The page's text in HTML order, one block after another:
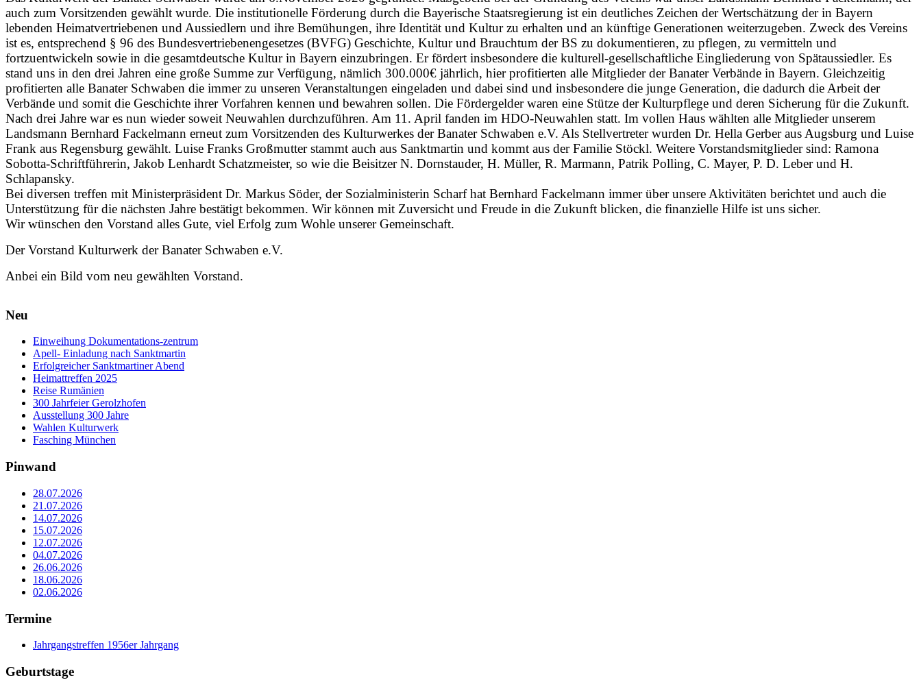
auch zum Vorsitzenden gewählt wurde. Die institutionelle Förderung durch die Bayerische Staatsregierung ist ein deutliches Zeichen der Wertschätzung der in Bayern
lebenden Heimatvertriebenen und Aussiedlern und ihre Bemühungen, ihre Identität und Kultur zu erhalten und an künftige Generationen weiterzugeben. Zweck des Vereins
ist es, entsprechend § 96 des Bundesvertriebenengesetzes (BVFG) Geschichte, Kultur und Brauchtum der BS zu dokumentieren, zu pflegen, zu vermitteln und
fortzuentwickeln sowie in die gesamtdeutsche Kultur in Bayern einzubringen. Er fördert insbesondere die kulturell-gesellschaftliche Eingliederung von Spätaussiedler. Es
stand uns in den drei Jahren eine große Summe zur Verfügung, nämlich 300.000€ jährlich, hier profitierten alle Mitglieder der Banater Verbände in Bayern. Gleichzeitig
profitierten alle Banater Schwaben die immer zu unseren Veranstaltungen eingeladen und dabei sind und insbesondere die junge Generation, die dadurch die Arbeit der
Verbände und somit die Geschichte ihrer Vorfahren kennen und bewahren sollen. Die Fördergelder waren eine Stütze der Kulturpflege und deren Sicherung für die Zukunft.
Nach drei Jahre war es nun wieder soweit Neuwahlen durchzuführen. Am 11. April fanden im HDO-Neuwahlen statt. Im vollen Haus wählten alle Mitglieder unserem
Landsmann Bernhard Fackelmann erneut zum Vorsitzenden des Kulturwerkes der Banater Schwaben e.V. Als Stellvertreter wurden Dr. Hella Gerber aus Augsburg und Luise
Frank aus Regensburg gewählt. Luise Franks Großmutter stammt auch aus Sanktmartin und kommt aus der Familie Stöckl. Weitere Vorstandsmitglieder sind: Ramona
Sobotta-Schriftführerin, Jakob Lenhardt Schatzmeister, so wie die Beisitzer N. Dornstauder, H. Müller, R. Marmann, Patrik Polling, C. Mayer, P. D. Leber und H.
Schlapansky.
Bei diversen treffen mit Ministerpräsident Dr. Markus Söder, der Sozialministerin Scharf hat Bernhard Fackelmann immer über unsere Aktivitäten berichtet und auch die
Unterstützung für die nächsten Jahre bestätigt bekommen. Wir können mit Zuversicht und Freude in die Zukunft blicken, die finanzielle Hilfe ist uns sicher.
Wir wünschen den Vorstand alles Gute, viel Erfolg zum Wohle unserer Gemeinschaft.
Der Vorstand Kulturwerk der Banater Schwaben e.V.
Anbei ein Bild vom neu gewählten Vorstand.
Neu
Einweihung Dokumentations-zentrum
Apell- Einladung nach Sanktmartin
Erfolgreicher Sanktmartiner Abend
Heimattreffen 2025
Reise Rumänien
300 Jahrfeier Gerolzhofen
Ausstellung 300 Jahre
Wahlen Kulturwerk
Fasching München
Pinwand
28.07.2026
21.07.2026
14.07.2026
15.07.2026
12.07.2026
04.07.2026
26.06.2026
18.06.2026
02.06.2026
Termine
Jahrgangstreffen 1956er Jahrgang
Geburtstage